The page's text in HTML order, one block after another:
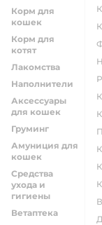
Корм для
кошек
Корм для
котят
Лакомства
Наполнители
Аксессуары
для кошек
Груминг
Амуниция для
кошек
Средства
ухода и
гигиены
Ветаптека